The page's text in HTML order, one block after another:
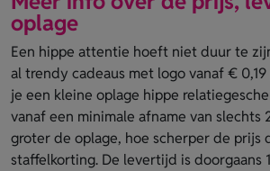
oplage
Een hippe attentie hoeft niet duur te
al trendy cadeaus met logo vanaf €
je een kleine oplage hippe
vanaf een minimale afname van slechts
groter de oplage, hoe scherper de prijs
staffelkorting. De levertijd is doorgaans